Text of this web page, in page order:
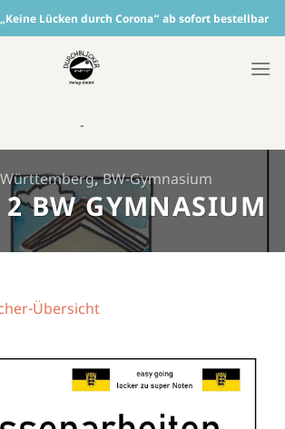
Lücken durch Corona“ ab sofort bestellbar
-
,BW-Gymnasium
BW GYMNASIUM
Übersicht